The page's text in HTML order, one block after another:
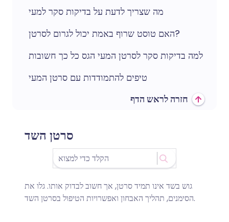
מה שצריך לדעת על בדיקות סקר למעי
האם טוסט שרוף באמת יכול לגרום לסרטן?
למה בדיקות סקר לסרטן המעי הגס כל כך חשובות
טיפים להתמודדות עם סרטן המעי
חזרה לראש הדף
סרטן השד
גוש בשד אינו תמיד סרטן, אך חשוב לבדוק אותו. גלו את
הסימנים, תהליך האבחון ואפשרויות הטיפול בסרטן השד.